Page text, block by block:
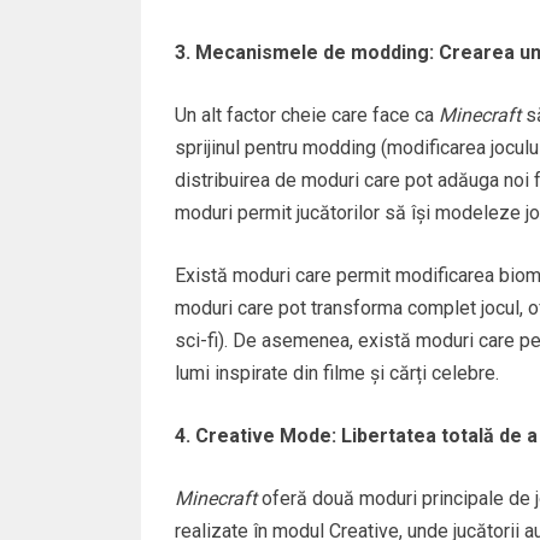
3. Mecanismele de modding: Crearea
Un alt factor cheie care face ca Minecraft
sprijinul pentru modding (modificarea
distribuirea de moduri care pot adăuga
moduri permit jucătorilor să își modeleze
Există moduri care permit modificarea
moduri care pot transforma complet jocul,
sci-fi). De asemenea, există moduri care
lumi inspirate din filme și cărți celebre.
4. Creative Mode: Libertatea totală de
Minecraftoferă două moduri principale de
realizate în modul Creative, unde jucătorii